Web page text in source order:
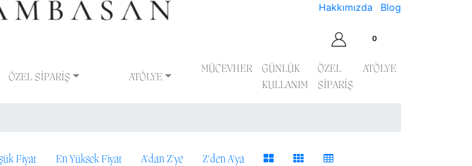
Hakkımızda Blog
0
ÖZEL SİPARİŞ ATÖLYE
MÜCEVHER
GÜNLÜK
KULLANIM
ÖZEL
SİPARİŞ
ATÖLYE
Fiyat En Yüksek Fiyat A'dan Z'ye Z'den A'ya